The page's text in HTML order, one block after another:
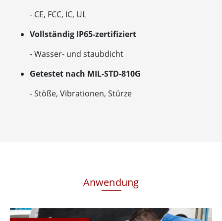
- CE, FCC, IC, UL
Vollständig IP65-zertifiziert
- Wasser- und staubdicht
Getestet nach MIL-STD-810G
- Stöße, Vibrationen, Stürze
Anwendung